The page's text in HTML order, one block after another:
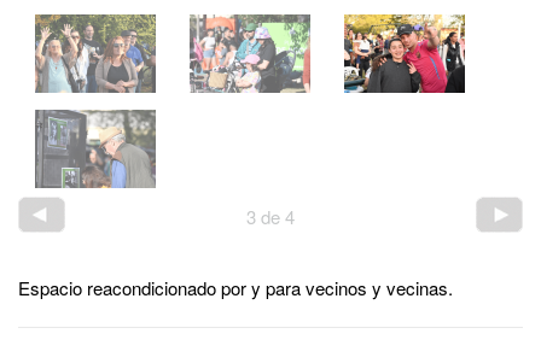
3de4
Espacio reacondicionado por y para vecinos y vecinas.